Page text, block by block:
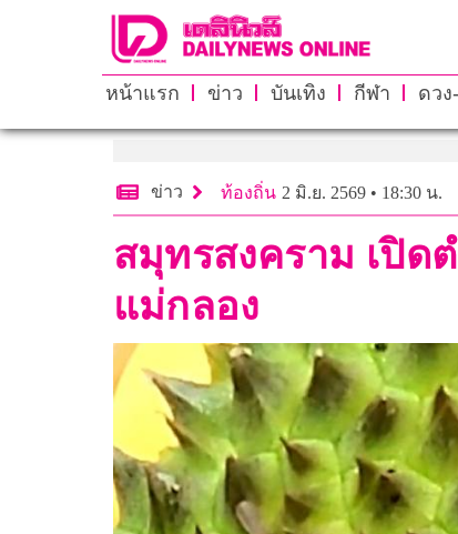
หน้าแรก ข่าว บันเทิง กีฬา ดวง
ข่าว ท้องถิ่น 2 มิ.ย. 2569 • 18:30 น.
สมุทรสงคราม เปิด
แม่กลอง